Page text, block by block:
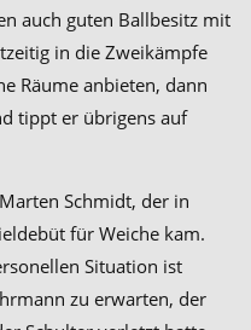
auch guten Ballbesitz mit
in die Zweikämpfe
Räume anbieten, dann
tippt er übrigens auf
Schmidt, der in
für Weiche kam.
Situation ist
zu erwarten, der